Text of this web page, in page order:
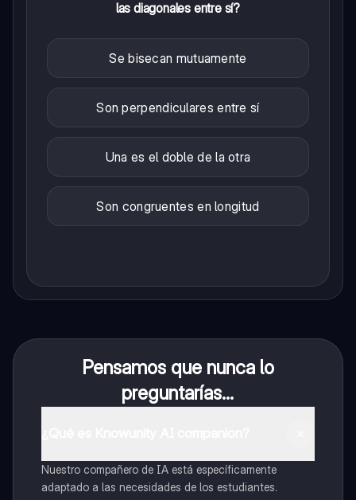
las diagonales entre sí?
Se bisecan mutuamente
Son perpendiculares entre sí
Una es el doble de la otra
Son congruentes en longitud
Pensamos que nunca lo
preguntarías...
Nuestro compañero de IA está específicamente
adaptado a las necesidades de los estudiantes.